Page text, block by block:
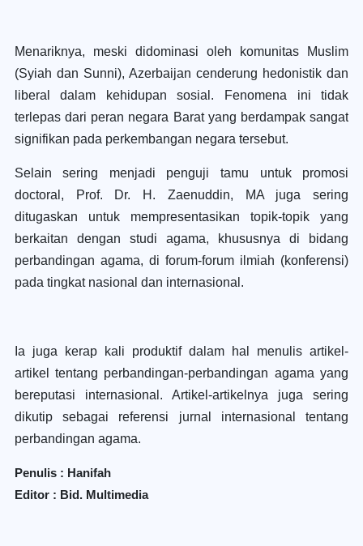
Menariknya, meski didominasi oleh komunitas Muslim
(Syiah dan Sunni), Azerbaijan cenderung hedonistik dan
liberal dalam kehidupan sosial. Fenomena ini tidak
terlepas dari peran negara Barat yang berdampak sangat
signifikan pada perkembangan negara tersebut.
Selain sering menjadi penguji tamu untuk promosi
doctoral, Prof. Dr. H. Zaenuddin, MA juga sering
ditugaskan untuk mempresentasikan topik-topik yang
berkaitan dengan studi agama, khususnya di bidang
perbandingan agama, di forum-forum ilmiah (konferensi)
pada tingkat nasional dan internasional.
Ia juga kerap kali produktif dalam hal menulis artikel-
artikel tentang perbandingan-perbandingan agama yang
bereputasi internasional. Artikel-artikelnya juga sering
dikutip sebagai referensi jurnal internasional tentang
perbandingan agama.
Penulis : Hanifah
Editor : Bid. Multimedia